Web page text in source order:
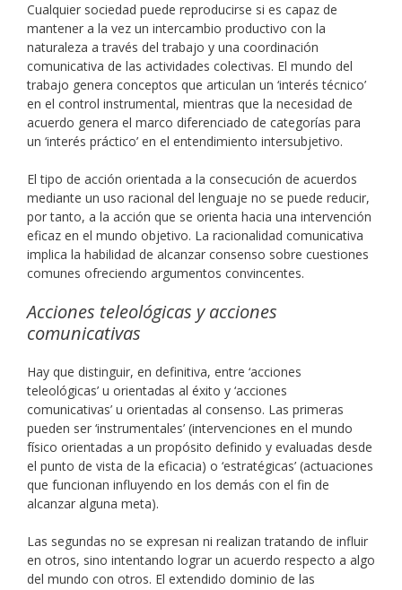
Cualquier sociedad puede reproducirse si es capaz de
mantener a la vez un intercambio productivo con la
naturaleza a través del trabajo y una coordinación
comunicativa de las actividades colectivas. El mundo del
trabajo genera conceptos que articulan un ‘interés técnico’
en el control instrumental, mientras que la necesidad de
acuerdo genera el marco diferenciado de categorías para
un ‘interés práctico’ en el entendimiento intersubjetivo.
El tipo de acción orientada a la consecución de acuerdos
mediante un uso racional del lenguaje no se puede reducir,
por tanto, a la acción que se orienta hacia una intervención
eficaz en el mundo objetivo. La racionalidad comunicativa
implica la habilidad de alcanzar consenso sobre cuestiones
comunes ofreciendo argumentos convincentes.
Acciones teleológicas y acciones
comunicativas
Hay que distinguir, en definitiva, entre ‘acciones
teleológicas’ u orientadas al éxito y ‘acciones
comunicativas’ u orientadas al consenso. Las primeras
pueden ser ‘instrumentales’ (intervenciones en el mundo
físico orientadas a un propósito definido y evaluadas desde
el punto de vista de la eficacia) o ‘estratégicas’ (actuaciones
que funcionan influyendo en los demás con el fin de
alcanzar alguna meta).
Las segundas no se expresan ni realizan tratando de influir
en otros, sino intentando lograr un acuerdo respecto a algo
del mundo con otros. El extendido dominio de las